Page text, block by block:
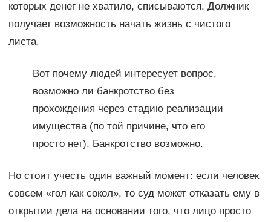
которых денег не хватило, списываются. Должник
получает возможность начать жизнь с чистого
листа.
Вот почему людей интересует вопрос,
возможно ли банкротство без
прохождения через стадию реализации
имущества (по той причине, что его
просто нет). Банкротство возможно.
Но стоит учесть один важный момент: если человек
совсем «гол как сокол», то суд может отказать ему в
открытии дела на основании того, что лицо просто